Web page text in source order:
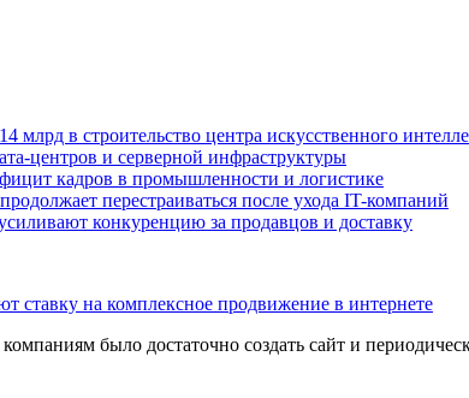
млрд в строительство центра искусственного
центров и серверной инфраструктуры
кадров в промышленности и логистике
перестраиваться после ухода IT-компаний
конкуренцию за продавцов и доставку
ставку на комплексное продвижение в интернете
было достаточно создать сайт и